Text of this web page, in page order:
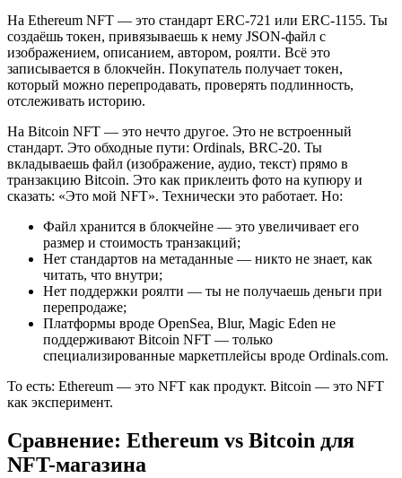
На Ethereum NFT — это стандарт ERC-721 или ERC-1155. Ты
создаёшь токен, привязываешь к нему JSON-файл с
изображением, описанием, автором, роялти. Всё это
записывается в блокчейн. Покупатель получает токен,
который можно перепродавать, проверять подлинность,
отслеживать историю.
На Bitcoin NFT — это нечто другое. Это не встроенный
стандарт. Это обходные пути: Ordinals, BRC-20. Ты
вкладываешь файл (изображение, аудио, текст) прямо в
транзакцию Bitcoin. Это как приклеить фото на купюру и
сказать: «Это мой NFT». Технически это работает. Но:
Файл хранится в блокчейне — это увеличивает его
размер и стоимость транзакций;
Нет стандартов на метаданные — никто не знает, как
читать, что внутри;
Нет поддержки роялти — ты не получаешь деньги при
перепродаже;
Платформы вроде OpenSea, Blur, Magic Eden не
поддерживают Bitcoin NFT — только
специализированные маркетплейсы вроде Ordinals.com.
То есть: Ethereum — это NFT как продукт. Bitcoin — это NFT
как эксперимент.
Сравнение: Ethereum vs Bitcoin для
NFT-магазина